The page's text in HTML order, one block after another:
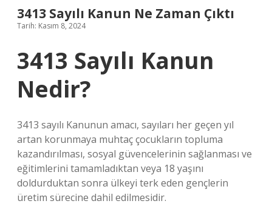
3413 Sayılı Kanun Ne Zaman Çıktı
Tarih: Kasım 8, 2024
3413 Sayılı Kanun
Nedir?
3413 sayılı Kanunun amacı, sayıları her geçen yıl
artan korunmaya muhtaç çocukların topluma
kazandırılması, sosyal güvencelerinin sağlanması ve
eğitimlerini tamamladıktan veya 18 yaşını
doldurduktan sonra ülkeyi terk eden gençlerin
üretim sürecine dahil edilmesidir.